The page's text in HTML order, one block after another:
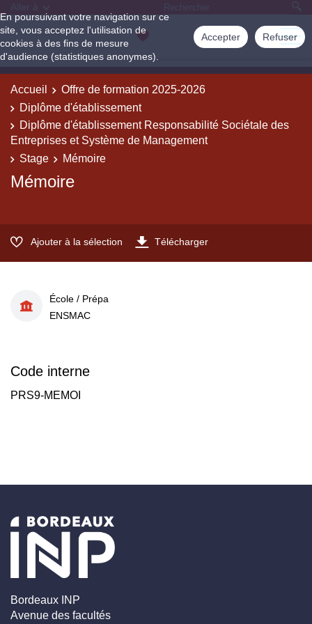
En poursuivant votre navigation sur ce
site, vous acceptez l'utilisation de
cookies à des fins de mesure
d'audience (statistiques anonymes).
Accepter Refuser
Accueil
Offre de formation 2025-2026
Diplôme d'établissement
Diplôme d'établissement Responsabilité Sociétale des
Entreprises et Système de Management
Stage
Mémoire
Mémoire
Ajouter à la sélection Télécharger
École / Prépa
ENSMAC
Code interne
PRS9-MEMOI
Bordeaux INP
Avenue des facultés